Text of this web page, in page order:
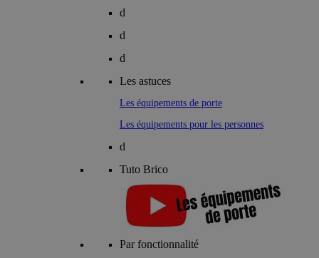
d
d
d
Les astuces
Les équipements de porte
Les équipements pour les personnes
d
Tuto Brico
Par fonctionnalité